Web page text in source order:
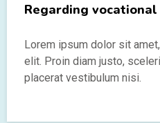
Regarding
Lorem ipsum dolor sit
elit. Proin diam justo,
placerat vestibulum nisi.